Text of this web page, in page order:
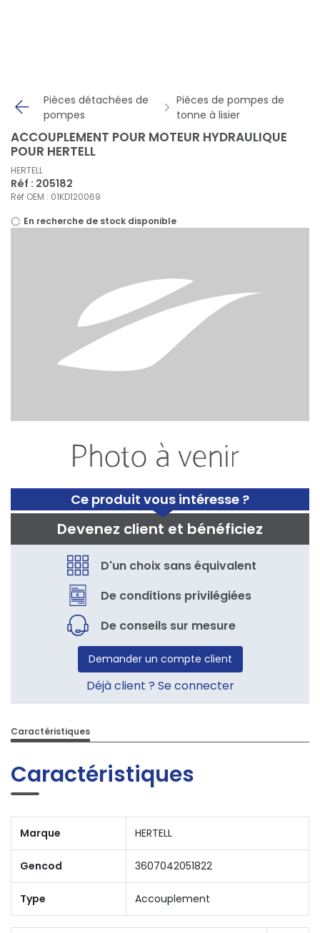
Pièces détachées de
pompes
Pièces de pompes de
tonne à lisier
Ce produit vous intéresse ?
Devenez client et bénéficiez
D'un choix sans équivalent
De conditions privilégiées
De conseils sur mesure
Demander un compte client
Déjà client ? Se connecter
ACCOUPLEMENT POUR MOTEUR HYDRAULIQUE
POUR HERTELL
HERTELL
Réf : 205182
Réf OEM : 01KD120069
En recherche de stock disponible
Caractéristiques
Caractéristiques
Marque HERTELL
Gencod 3607042051822
Type Accouplement